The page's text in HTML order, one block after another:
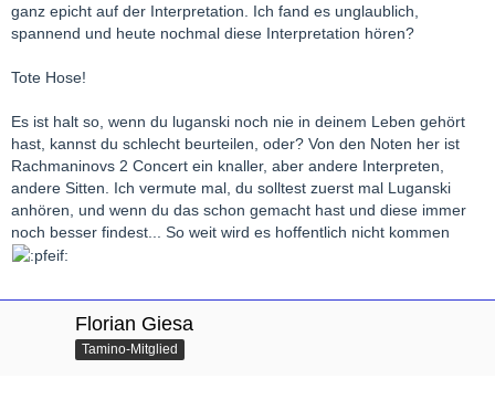
ganz epicht auf der Interpretation. Ich fand es unglaublich,
spannend und heute nochmal diese Interpretation hören?
Tote Hose!
Es ist halt so, wenn du luganski noch nie in deinem Leben gehört
hast, kannst du schlecht beurteilen, oder? Von den Noten her ist
Rachmaninovs 2 Concert ein knaller, aber andere Interpreten,
andere Sitten. Ich vermute mal, du solltest zuerst mal Luganski
anhören, und wenn du das schon gemacht hast und diese immer
noch besser findest... So weit wird es hoffentlich nicht kommen
Florian Giesa
Tamino-Mitglied